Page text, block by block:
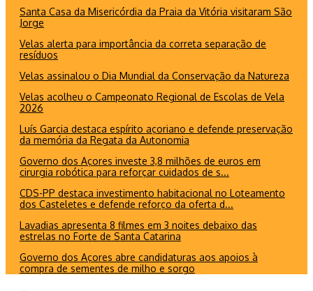
Santa Casa da Misericórdia da Praia da Vitória visitaram São
Jorge
Velas alerta para importância da correta separação de
resíduos
Velas assinalou o Dia Mundial da Conservação da Natureza
Velas acolheu o Campeonato Regional de Escolas de Vela
2026
Luís Garcia destaca espírito açoriano e defende preservação
da memória da Regata da Autonomia
Governo dos Açores investe 3,8 milhões de euros em
cirurgia robótica para reforçar cuidados de s...
CDS-PP destaca investimento habitacional no Loteamento
dos Casteletes e defende reforço da oferta d...
Lavadias apresenta 8 filmes em 3 noites debaixo das
estrelas no Forte de Santa Catarina
Governo dos Açores abre candidaturas aos apoios à
compra de sementes de milho e sorgo